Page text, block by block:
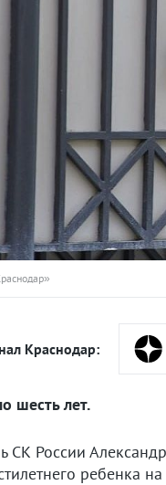
Краснодар:
шесть лет.
СК России
ребенка